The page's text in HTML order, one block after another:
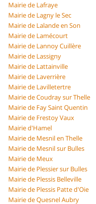
Mairie de Lafraye
Mairie de Lagny le Sec
Mairie de Lalande en Son
Mairie de Lamécourt
Mairie de Lannoy Cuillère
Mairie de Lassigny
Mairie de Lattainville
Mairie de Laverrière
Mairie de Lavilletertre
Mairie de Coudray sur Thelle
Mairie de Fay Saint Quentin
Mairie de Frestoy Vaux
Mairie d'Hamel
Mairie de Mesnil en Thelle
Mairie de Mesnil sur Bulles
Mairie de Meux
Mairie de Plessier sur Bulles
Mairie de Plessis Belleville
Mairie de Plessis Patte d'Oie
Mairie de Quesnel Aubry